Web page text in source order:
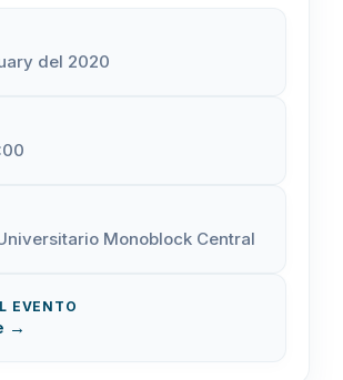
del 2020
Monoblock Central
EVENTO
→